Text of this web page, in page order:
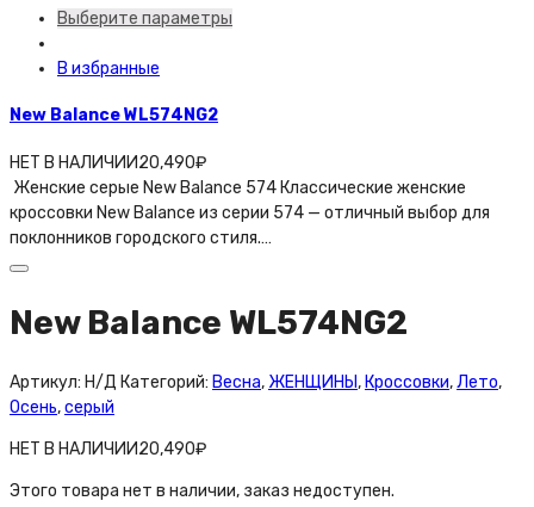
Выберите параметры
В избранные
New Balance WL574NG2
НЕТ В НАЛИЧИИ20,490₽
Женские серые New Balance 574 Классические женские
кроссовки New Balance из серии 574 — отличный выбор для
поклонников городского стиля.…
New Balance WL574NG2
Артикул: Н/Д Категорий: Весна, ЖЕНЩИНЫ , Кроссовки,Лето,
Осень,серый
НЕТ В НАЛИЧИИ20,490₽
Этого товара нет в наличии, заказ недоступен.